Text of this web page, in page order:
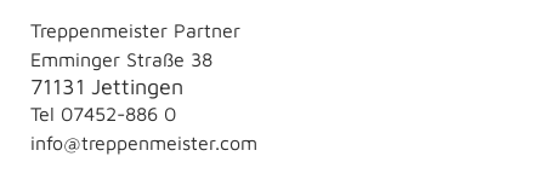
Treppenmeister Partner
Emminger Straße 38
71131 Jettingen
Tel 07452-886 0
info@treppenmeister.com